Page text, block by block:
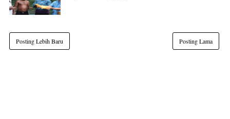
Posting Lebih Baru Posting Lama